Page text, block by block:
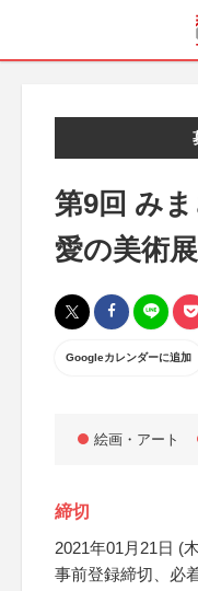
第9回 み
愛の美術展
Googleカレンダーに追加
絵画・アート
締切
2021年01月21日 (
事前登録締切、必